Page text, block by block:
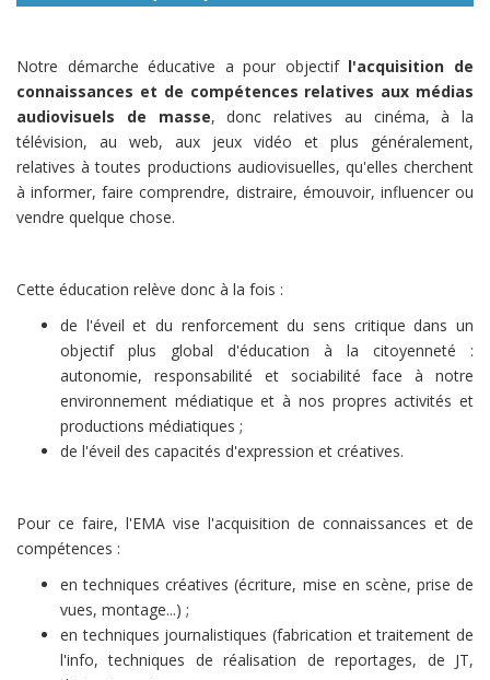
Notre démarche éducative a pour objectif l'acquisition de
connaissances et de compétences relatives aux médias
audiovisuels de masse, donc relatives au cinéma, à la
télévision, au web, aux jeux vidéo et plus généralement,
relatives à toutes productions audiovisuelles, qu'elles cherchent
à informer, faire comprendre, distraire, émouvoir, influencer ou
vendre quelque chose.
Cette éducation relève donc à la fois :
de l'éveil et du renforcement du sens critique dans un
objectif plus global d'éducation à la citoyenneté :
autonomie, responsabilité et sociabilité face à notre
environnement médiatique et à nos propres activités et
productions médiatiques ;
de l'éveil des capacités d'expression et créatives.
Pour ce faire, l'EMA vise l'acquisition de connaissances et de
compétences :
en techniques créatives (écriture, mise en scène, prise de
vues, montage...) ;
en techniques journalistiques (fabrication et traitement de
l'info, techniques de réalisation de reportages, de JT,